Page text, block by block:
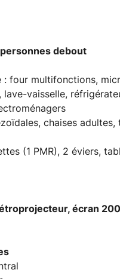
debout
four multifonctions,
vaisselle,
chaises
(1 PMR), 2 éviers,
écran